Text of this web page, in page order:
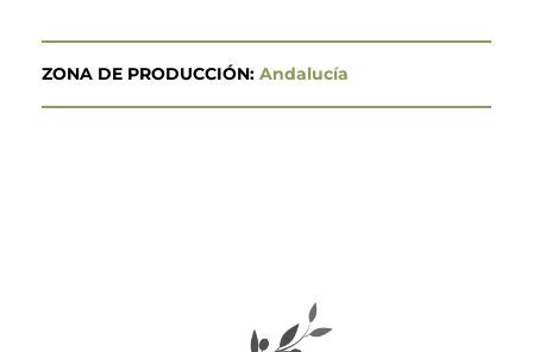
ZONA DE PRODUCCIÓN: Andalucía